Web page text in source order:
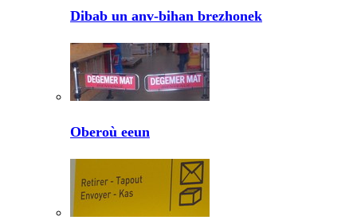
Dibab un anv-bihan brezhonek
Oberoù eeun